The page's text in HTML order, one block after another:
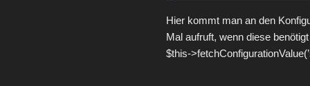
Hier kommt man an den
Mal aufruft, wenn diese
$this-